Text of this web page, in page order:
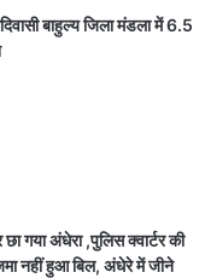
बाहुल्य जिला मंडला में 6.5
गया अंधेरा ,पुलिस क्वार्टर की
नहीं हुआ बिल, अंधेरे में जीने